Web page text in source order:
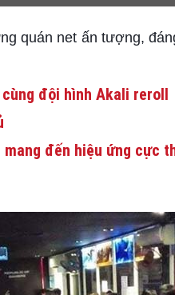
quán net ấn tượng,
đội hình Akali reroll
mang đến hiệu ứng cực